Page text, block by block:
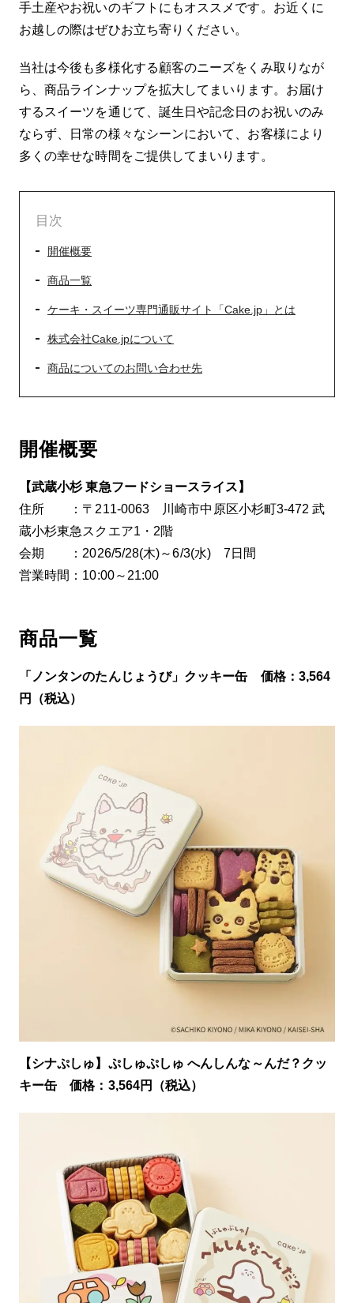
手土産やお祝いのギフトにもオススメです。お近くに
お越しの際はぜひお立ち寄りください。
当社は今後も多様化する顧客のニーズをくみ取りなが
ら、商品ラインナップを拡大してまいります。お届け
するスイーツを通じて、誕生日や記念日のお祝いのみ
ならず、日常の様々なシーンにおいて、お客様により
多くの幸せな時間をご提供してまいります。
目次
開催概要
商品一覧
ケーキ・スイーツ専門通販サイト「Cake.jp」とは
株式会社Cake.jpについて
商品についてのお問い合わせ先
開催概要
【武蔵小杉 東急フードショースライス】
住所 ：〒211-0063 川崎市中原区小杉町3-472 武
蔵小杉東急スクエア1・2階
会期 ：2026/5/28(木)～6/3(水) 7日間
営業時間：10:00～21:00
商品一覧
「ノンタンのたんじょうび」クッキー缶 価格：3,564
円（税込）
【シナぷしゅ】ぷしゅぷしゅ へんしんな～んだ？クッ
キー缶 価格：3,564円（税込）